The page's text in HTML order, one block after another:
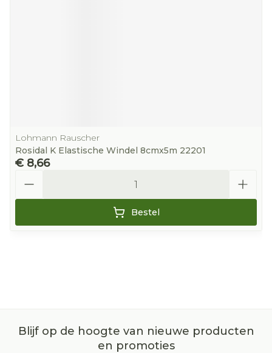
Lohmann Rauscher
Rosidal K Elastische Windel 8cmx5m 22201
€ 8,66
Bestel
Blijf op de hoogte van nieuwe producten
en promoties